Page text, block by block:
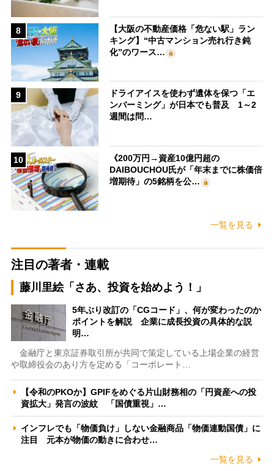
8
【大阪の不動産価格「危ない駅」ラン
キング】“中古マンション売れ行き鈍
化”のワース…
9
ドライアイスを使わず遺体を保つ「エ
ンバーミング」が日本でも普及 1～2
週間は問…
10
《200万円→資産10億円超の
DAIBOUCHOU氏が「年末までに株価倍
増期待」の5銘柄を公…
一覧を見る
注目の著者・連載
藤川里絵「さあ、投資を始めよう！」
5年ぶり改訂の「CGコード」、何が変わったのか
ポイントを解説 企業に成長投資の具体的な説
明…
金融庁と東京証券取引所が共同で策定している上場企業の経営
や取締役会のあり方を定める「コーポレート…
【令和のPKOか】GPIFをめぐる片山財務相の「円資産への投
資拡大」発言の波紋 「国債重視」…
インフレでも「物価負け」しない金融商品「物価連動国債」に
注目 元本が物価の動きに合わせ…
一覧を見る